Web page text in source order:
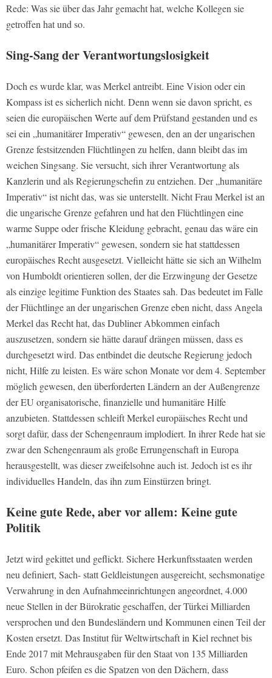
Rede: Was sie über das Jahr gemacht hat, welche Kollegen sie
getroffen hat und so.
Sing-Sang der Verantwortungslosigkeit
Doch es wurde klar, was Merkel antreibt. Eine Vision oder ein
Kompass ist es sicherlich nicht. Denn wenn sie davon spricht, es
seien die europäischen Werte auf dem Prüfstand gestanden und es
sei ein „humanitärer Imperativ“ gewesen, den an der ungarischen
Grenze festsitzenden Flüchtlingen zu helfen, dann bleibt das im
weichen Singsang. Sie versucht, sich ihrer Verantwortung als
Kanzlerin und als Regierungschefin zu entziehen. Der „humanitäre
Imperativ“ ist nicht das, was sie unterstellt. Nicht Frau Merkel ist an
die ungarische Grenze gefahren und hat den Flüchtlingen eine
warme Suppe oder frische Kleidung gebracht, genau das wäre ein
„humanitärer Imperativ“ gewesen, sondern sie hat stattdessen
europäisches Recht ausgesetzt. Vielleicht hätte sie sich an Wilhelm
von Humboldt orientieren sollen, der die Erzwingung der Gesetze
als einzige legitime Funktion des Staates sah. Das bedeutet im Falle
der Flüchtlinge an der ungarischen Grenze eben nicht, dass Angela
Merkel das Recht hat, das Dubliner Abkommen einfach
auszusetzen, sondern sie hätte darauf drängen müssen, dass es
durchgesetzt wird. Das entbindet die deutsche Regierung jedoch
nicht, Hilfe zu leisten. Es wäre schon Monate vor dem 4. September
möglich gewesen, den überforderten Ländern an der Außengrenze
der EU organisatorische, finanzielle und humanitäre Hilfe
anzubieten. Stattdessen schleift Merkel europäisches Recht und
sorgt dafür, dass der Schengenraum implodiert. In ihrer Rede hat sie
zwar den Schengenraum als große Errungenschaft in Europa
herausgestellt, was dieser zweifelsohne auch ist. Jedoch ist es ihr
individuelles Handeln, das ihn zum Einstürzen bringt.
Keine gute Rede, aber vor allem: Keine gute
Politik
Jetzt wird gekittet und geflickt. Sichere Herkunftsstaaten werden
neu definiert, Sach- statt Geldleistungen ausgereicht, sechsmonatige
Verwahrung in den Aufnahmeeinrichtungen angeordnet, 4.000
neue Stellen in der Bürokratie geschaffen, der Türkei Milliarden
versprochen und den Bundesländern und Kommunen einen Teil der
Kosten ersetzt. Das Institut für Weltwirtschaft in Kiel rechnet bis
Ende 2017 mit Mehrausgaben für den Staat von 135 Milliarden
Euro. Schon pfeifen es die Spatzen von den Dächern, dass